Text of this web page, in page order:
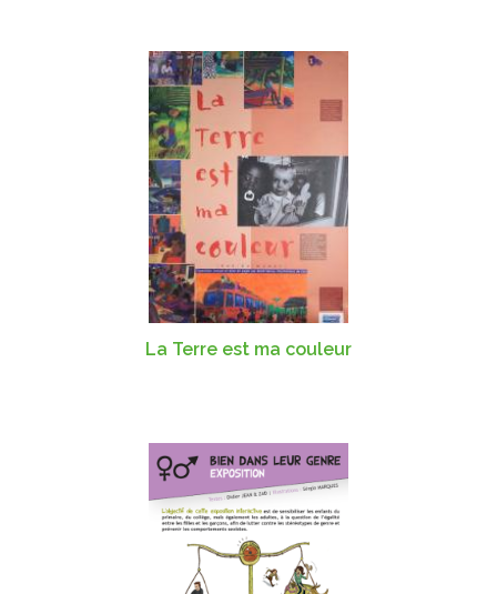
La Terre est ma couleur